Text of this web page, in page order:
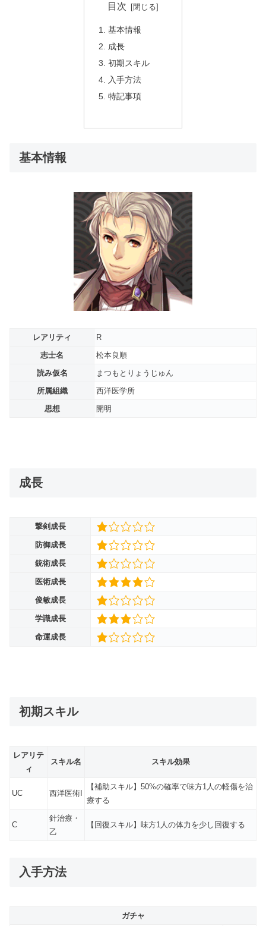
目次
基本情報
成長
初期スキル
入手方法
特記事項
基本情報
レアリティ
R
志士名
松本良順
読み仮名
まつもとりょうじゅん
所属組織
西洋医学所
思想
開明
成長
撃剣成長
防御成長
銃術成長
医術成長
俊敏成長
学識成長
命運成長
初期スキル
レアリテ
ィ
スキル名 スキル効果
UC 西洋医術I
【補助スキル】50%の確率で味方1人の軽傷を治
療する
C
針治療・
乙
【回復スキル】味方1人の体力を少し回復する
入手方法
ガチャ